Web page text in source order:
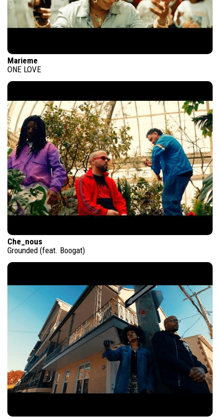
Marieme
ONE LOVE
Che_nous
Grounded (feat. Boogat)